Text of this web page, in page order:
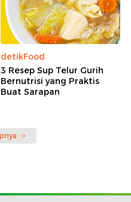
detikFood
3 Resep Sup Telur Gurih
Bernutrisi yang Praktis
Buat Sarapan